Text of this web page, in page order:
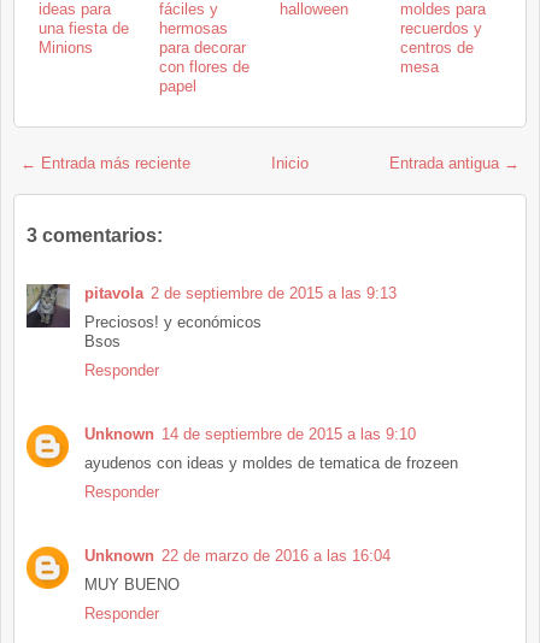
ideas para
una fiesta de
Minions
fáciles y
hermosas
para decorar
con flores de
papel
halloween
moldes para
recuerdos y
centros de
mesa
← Entrada más reciente Entrada antigua →
Inicio
3 comentarios:
pitavola 2 de septiembre de 2015 a las 9:13
Preciosos! y económicos
Bsos
Responder
Unknown 14 de septiembre de 2015 a las 9:10
ayudenos con ideas y moldes de tematica de frozeen
Responder
Unknown 22 de marzo de 2016 a las 16:04
MUY BUENO
Responder